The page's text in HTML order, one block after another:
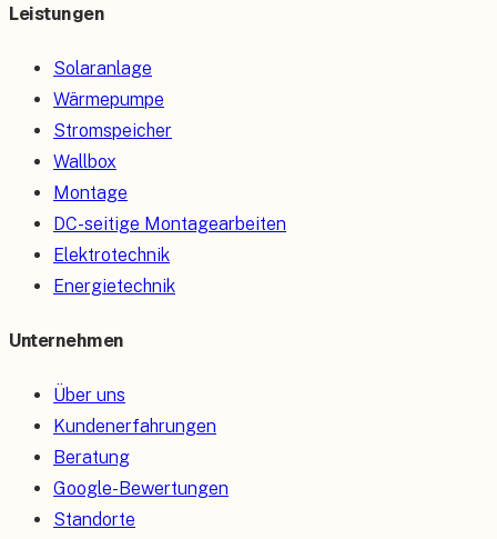
Leistungen
Solaranlage
Wärmepumpe
Stromspeicher
Wallbox
Montage
DC-seitige Montagearbeiten
Elektrotechnik
Energietechnik
Unternehmen
Über uns
Kundenerfahrungen
Beratung
Google-Bewertungen
Standorte